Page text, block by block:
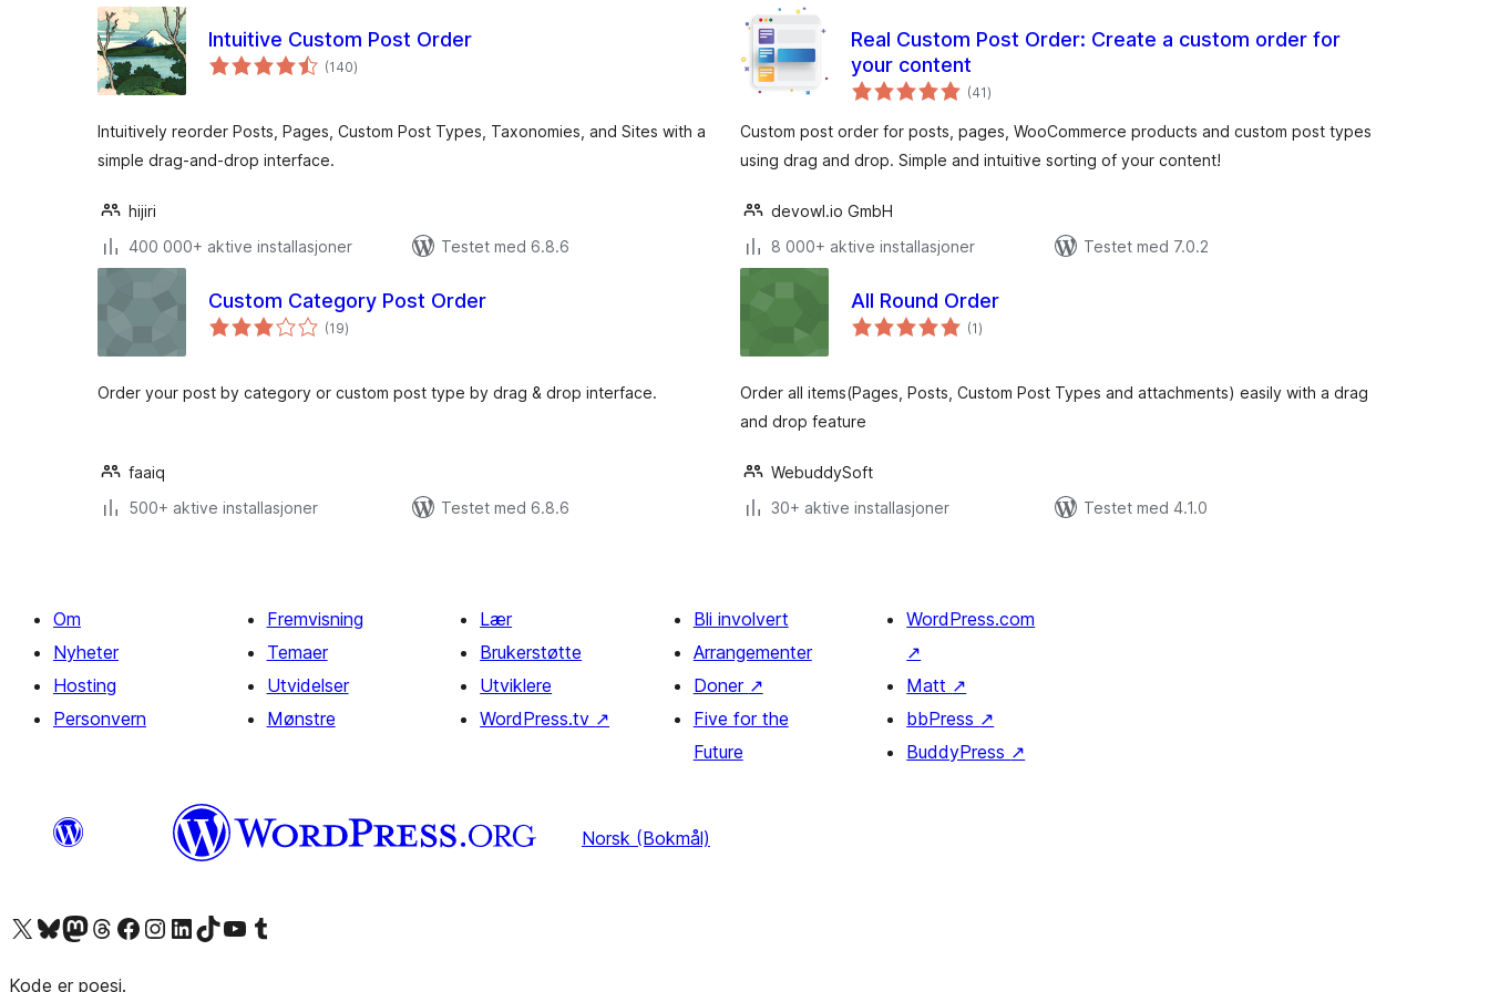
Intuitive Custom Post Order
(140totale
vurderinger
)
Intuitively reorder Posts, Pages, Custom Post Types, Taxonomies, and Sites with a
simple drag-and-drop interface.
hijiri
400 000+ aktive installasjoner
Testet med 6.8.6
Real Custom Post Order: Create a custom order for
your content
(41totale
vurderinger
)
Custom post order for posts, pages, WooCommerce products and custom post types
using drag and drop. Simple and intuitive sorting of your content!
devowl.io GmbH
8 000+ aktive installasjoner
Testet med 7.0.2
Custom Category Post Order
(19totale
vurderinger
)
Order your post by category or custom post type by drag & drop interface.
faaiq
500+ aktive installasjoner
Testet med 6.8.6
All Round Order
(1totale
vurderinger
)
Order all items(Pages, Posts, Custom Post Types and attachments) easily with a drag
and drop feature
WebuddySoft
30+ aktive installasjoner
Testet med 4.1.0
Om
Nyheter
Hosting
Personvern
Fremvisning
Temaer
Utvidelser
Mønstre
Lær
Brukerstøtte
Utviklere
WordPress.tv ↗
Bli involvert
Arrangementer
Doner ↗
Five for the
Future
WordPress.com
↗
Matt ↗
bbPress ↗
BuddyPress ↗
Norsk (Bokmål)
Besøk vår konto på X Visit our Bluesky account
Besøk vår Mastodon-konto
Visit our Threads account
Besøk vår Facebook-sideBesøk vår Instagram-konto
Besøk vår LinkedIn-konto
Visit our TikTok account
Visit our YouTube channel
Visit our Tumblr account
Kode er poesi.